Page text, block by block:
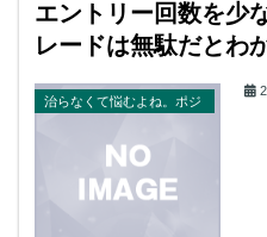
エントリー回数を少
レードは無駄だとわ
治らなくて悩むよね。ポジ